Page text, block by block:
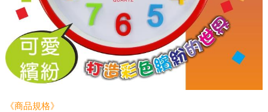
《商品規格》